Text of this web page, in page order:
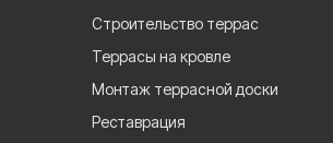
Строительство террас
Террасы на кровле
Монтаж террасной доски
Реставрация